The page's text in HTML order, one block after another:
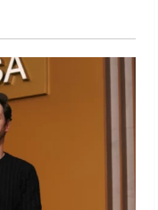
franquia com